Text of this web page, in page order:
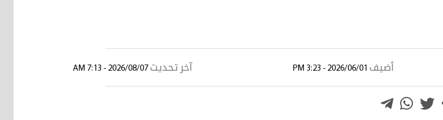
أضيف 2026/06/01 - 3:23 PM آخر تحديث 2026/08/07 - 7:13 AM